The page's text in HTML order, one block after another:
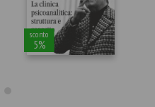
sconto
5%